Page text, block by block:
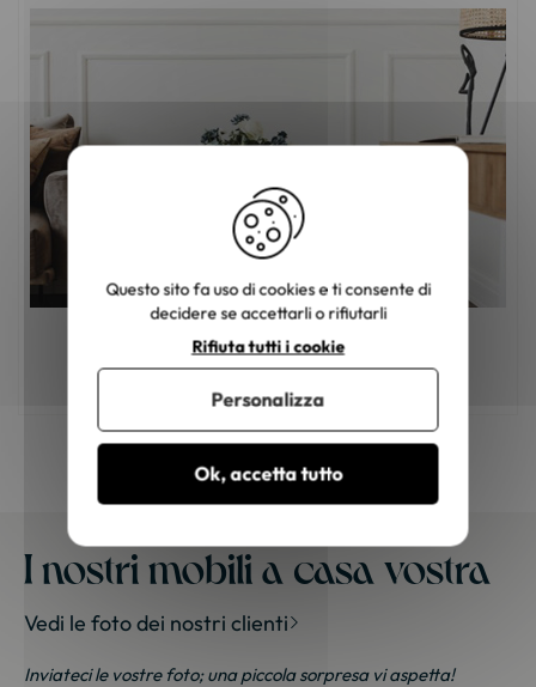
Mobili in legno: come scegliere il colore
giusto?
I nostri mobili a casa vostra
Vedi le foto dei nostri clienti
Inviateci le vostre foto; una piccola sorpresa vi aspetta!
Questo sito fa uso di cookies e ti consente di
decidere se accettarli o rifiutarli
Ok, accetta tutto
Rifiuta tutti i cookie
Personalizza